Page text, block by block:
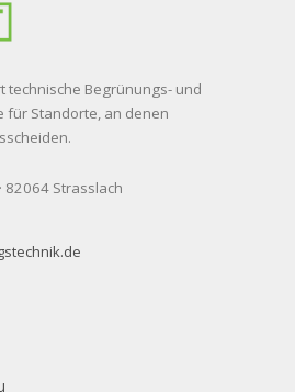
technische Begrünungs- und
für Standorte, an denen
82064 Strasslach